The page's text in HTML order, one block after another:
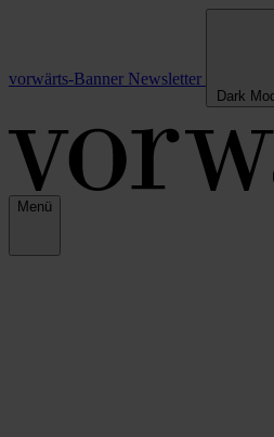
vorwärts-Banner Newsletter
Dark
Menü